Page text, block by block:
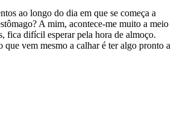
ao longo do dia em que se começa a
A mim, acontece-me muito a meio
fica difícil esperar pela hora de almoço.
que vem mesmo a calhar é ter algo pronto a